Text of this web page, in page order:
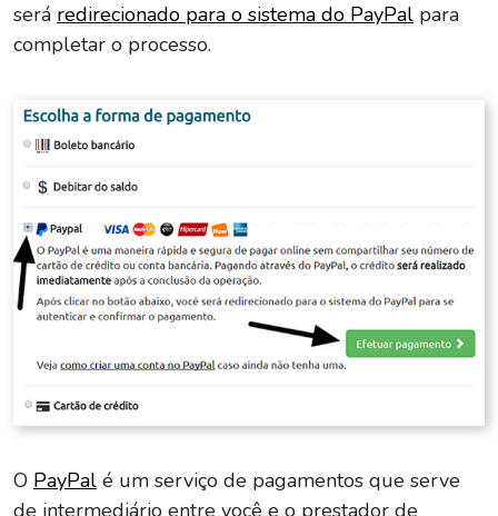
será redirecionado para o sistema do PayPal para
completar o processo.
O PayPal é um serviço de pagamentos que serve